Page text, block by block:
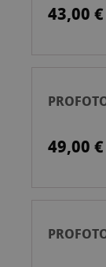
43,00 €
49,00 €